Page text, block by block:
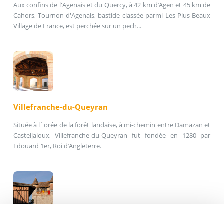
Aux confins de l'Agenais et du Quercy, à 42 km d’Agen et 45 km de
Cahors, Tournon-d'Agenais, bastide classée parmi Les Plus Beaux
Village de France, est perchée sur un pech...
Villefranche-du-Queyran
Située à l´orée de la forêt landaise, à mi-chemin entre Damazan et
Casteljaloux, Villefranche-du-Queyran fut fondée en 1280 par
Edouard 1er, Roi d’Angleterre.